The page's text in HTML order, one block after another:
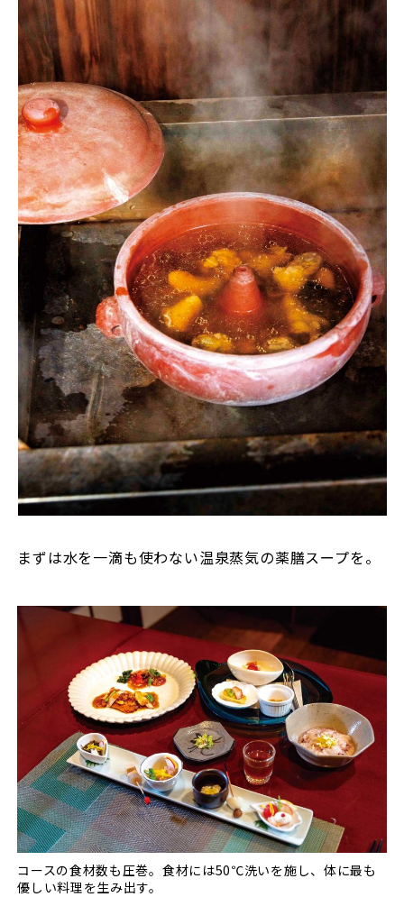
まずは水を一滴も使わない温泉蒸気の薬膳スープを。
コースの食材数も圧巻。食材には50℃洗いを施し、体に最も
優しい料理を生み出す。